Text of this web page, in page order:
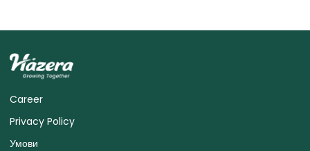
Career
Privacy Policy
Умови